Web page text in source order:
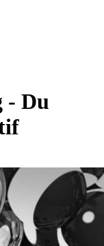
- Du